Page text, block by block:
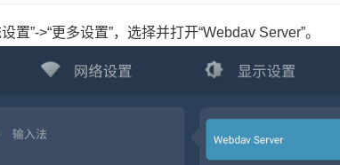
置”->“更多设置”，选择并打开“Webdav Server”。